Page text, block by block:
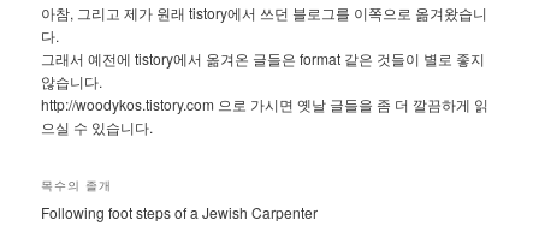
아참, 그리고 제가 원래 tistory에서 쓰던 블로그를 이쪽으로 옮겨왔습니
다.
그래서 예전에 tistory에서 옮겨온 글들은 format 같은 것들이 별로 좋지
않습니다.
http://woodykos.tistory.com 으로 가시면 옛날 글들을 좀 더 깔끔하게 읽
으실 수 있습니다.
목수의 졸개
Following foot steps of a Jewish Carpenter